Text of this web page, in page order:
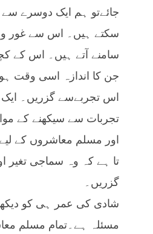
جائےتو ہم ایک دوسرے
سکتے ہیں۔ اس سے غور
سامنے آتے ہیں۔ اس کے
جن کا اندازہ اسی وقت
اس تجربےسے گزریں۔
تجربات سے سیکھنے کے
اور مسلم معاشروں کے لیے
تا ہے کہ وہ سماجی تغیر
گزریں۔
شادی کی عمر ہی کو
مسئلہ ہے۔تمام مسلم